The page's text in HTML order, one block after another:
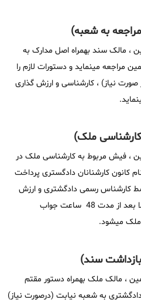
، مالک سند بهمراه اصل مدارک به
مراجعه مینماید و دستورات لازم را
صورت نیاز) ، کارشناسی و ارزش گذاری
، فیش مربوط به کارشناسی ملک در
کانون کارشنانان دادگستری پرداخت
کارشناس رسمی دادگشتری و ارزش
گذاری ملک شروع میشود و معمولا بعد از مدت 48 ساعت جواب
ملک میشود.
، مالک ملک بهمراه دستور مقتم
به شعبه نیابت (درصورت نیاز)